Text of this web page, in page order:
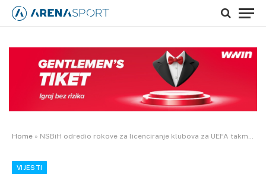
Home » NSBiH odredio rokove za licenciranje klubova za UEFA takmičenja u sezoni 2026/27
VIJESTI